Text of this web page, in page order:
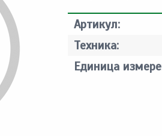
Артикул:
Техника:
Единица